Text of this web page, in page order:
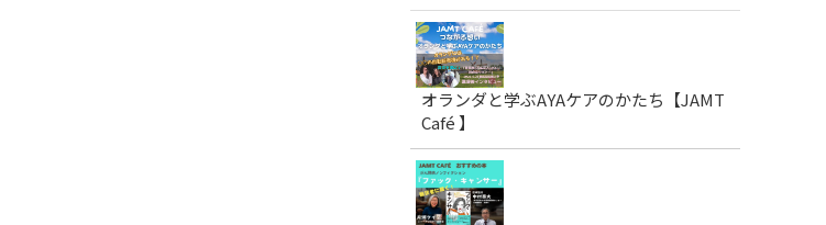
オランダと学ぶAYAケアのかたち【JAMT
Café 】